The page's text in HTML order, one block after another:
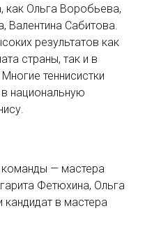
как Ольга Воробьева,
Валентина Сабитова.
результатов как
страны, так и в
теннисистки
национальную
— мастера
Фетюхина, Ольга
кандидат в мастера